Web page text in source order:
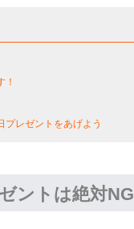
！
プレゼントをあげよう
ントは絶対NG